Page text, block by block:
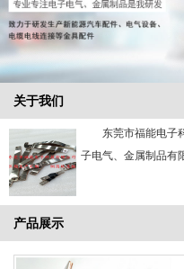
关于我们
东莞市福能电子科
子电气、金属制品有
产品展示